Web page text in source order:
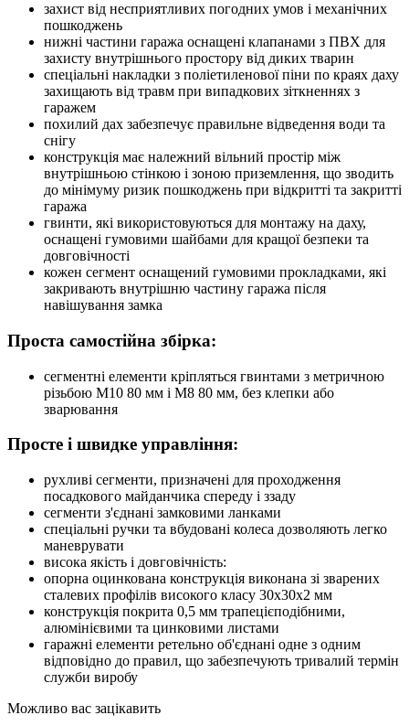
захист від несприятливих погодних умов і механічних
пошкоджень
нижні частини гаража оснащені клапанами з ПВХ для
захисту внутрішнього простору від диких тварин
спеціальні накладки з поліетиленової піни по краях даху
захищають від травм при випадкових зіткненнях з
гаражем
похилий дах забезпечує правильне відведення води та
снігу
конструкція має належний вільний простір між
внутрішньою стінкою і зоною приземлення, що зводить
до мінімуму ризик пошкоджень при відкритті та закритті
гаража
гвинти, які використовуються для монтажу на даху,
оснащені гумовими шайбами ​​для кращої безпеки та
довговічності
кожен сегмент оснащений гумовими прокладками, які
закривають внутрішню частину гаража після
навішування замка
Проста самостійна збірка:
сегментні елементи кріпляться гвинтами з метричною
різьбою M10 80 мм і M8 80 мм, без клепки або
зварювання
Просте і швидке управління:
рухливі сегменти, призначені для проходження
посадкового майданчика спереду і ззаду
сегменти з'єднані замковими ланками
спеціальні ручки та вбудовані колеса дозволяють легко
маневрувати
висока якість і довговічність:
опорна оцинкована конструкція виконана зі зварених
сталевих профілів високого класу 30x30x2 мм
конструкція покрита 0,5 мм трапецієподібними,
алюмінієвими та цинковими листами
гаражні елементи ретельно об'єднані одне з одним
відповідно до правил, що забезпечують тривалий термін
служби виробу
Можливо вас зацікавить